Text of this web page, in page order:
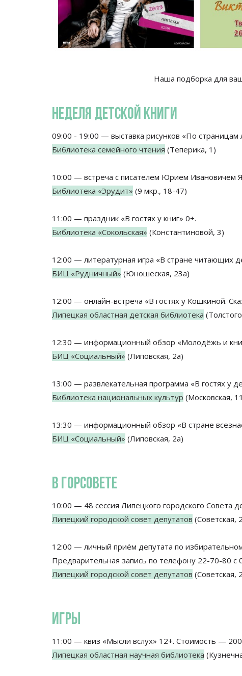
Наша подборка для
НЕДЕЛЯ ДЕТСКОЙ КНИГИ
09:00 - 19:00 — выставка рисунков «По страницам
Библиотека семейного чтения (Теперика, 1)
10:00 — встреча с писателем Юрием Ивановичем
Библиотека «Эрудит» (9 мкр., 18-47)
11:00 — праздник «В гостях у книг» 0+.
Библиотека «Сокольская» (Константиновой, 3)
12:00 — литературная игра «В стране читающих
БИЦ «Рудничный» (Юношеская, 23а)
12:00 — онлайн-встреча «В гостях у Кошкиной.
Липецкая областная детская библиотека
12:30 — информационный обзор «Молодёжь и
БИЦ «Социальный» (Липовская, 2а)
13:00 — развлекательная программа «В гостях у
Библиотека национальных культур (Московская,
13:30 — информационный обзор «В стране
БИЦ «Социальный» (Липовская, 2а)
В ГОРСОВЕТЕ
10:00 — 48 сессия Липецкого городского Совета
Липецкий городской совет депутатов (Советская,
12:00 — личный приём депутата по
Предварительная запись по телефону 22-70-80 с
Липецкий городской совет депутатов (Советская,
ИГРЫ
11:00 — квиз «Мысли вслух» 12+. Стоимость —
Липецкая областная научная библиотека